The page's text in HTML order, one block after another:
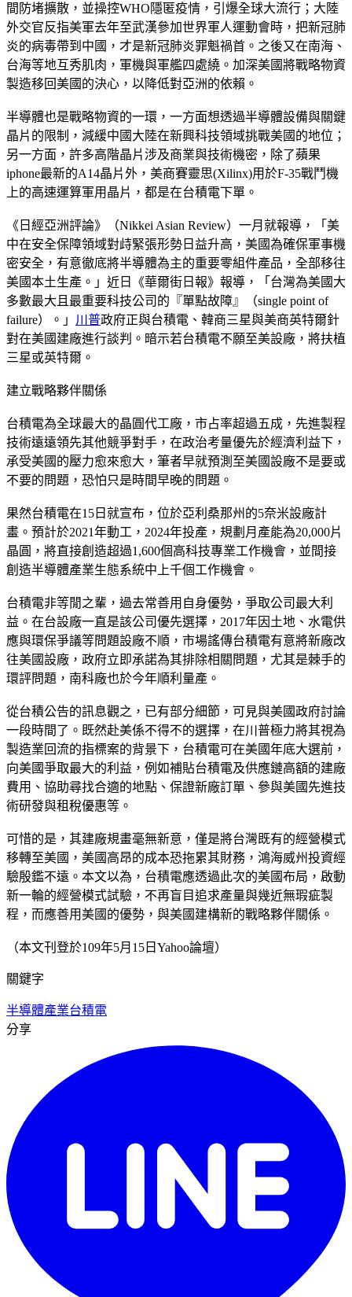
間防堵擴散，並操控WHO隱匿疫情，引爆全球大流行；大陸
外交官反指美軍去年至武漢參加世界軍人運動會時，把新冠肺
炎的病毒帶到中國，才是新冠肺炎罪魁禍首。之後又在南海、
台海等地互秀肌肉，軍機與軍艦四處繞。加深美國將戰略物資
製造移回美國的決心，以降低對亞洲的依賴。
半導體也是戰略物資的一環，一方面想透過半導體設備與關鍵
晶片的限制，減緩中國大陸在新興科技領域挑戰美國的地位；
另一方面，許多高階晶片涉及商業與技術機密，除了蘋果
iphone最新的A14晶片外，美商賽靈思(Xilinx)用於F-35戰鬥機
上的高速運算軍用晶片，都是在台積電下單。
《日經亞洲評論》（Nikkei Asian Review）一月就報導，「美
中在安全保障領域對歭緊張形勢日益升高，美國為確保軍事機
密安全，有意徹底將半導體為主的重要零組件產品，全部移往
美國本土生產。」近日《華爾街日報》報導，「台灣為美國大
多數最大且最重要科技公司的『單點故障』（single point of
failure）。」 川普政府正與台積電、韓商三星與美商英特爾針
對在美國建廠進行談判。暗示若台積電不願至美設廠，將扶植
三星或英特爾。
建立戰略夥伴關係
台積電為全球最大的晶圓代工廠，市占率超過五成，先進製程
技術遠遠領先其他競爭對手，在政治考量優先於經濟利益下，
承受美國的壓力愈來愈大，筆者早就預測至美國設廠不是要或
不要的問題，恐怕只是時間早晚的問題。
果然台積電在15日就宣布，位於亞利桑那州的5奈米設廠計
畫。預計於2021年動工，2024年投產，規劃月產能為20,000片
晶圓，將直接創造超過1,600個高科技專業工作機會，並間接
創造半導體產業生態系統中上千個工作機會。
台積電非等閒之輩，過去常善用自身優勢，爭取公司最大利
益。在台設廠一直是該公司優先選擇，2017年因土地、水電供
應與環保爭議等問題設廠不順，市場謠傳台積電有意將新廠改
往美國設廠，政府立即承諾為其排除相關問題，尤其是棘手的
環評問題，南科廠也於今年順利量產。
從台積公告的訊息觀之，已有部分細節，可見與美國政府討論
一段時間了。既然赴美係不得不的選擇，在川普極力將其視為
製造業回流的指標案的背景下，台積電可在美國年底大選前，
向美國爭取最大的利益，例如補貼台積電及供應鏈高額的建廠
費用、協助尋找合適的地點、保證新廠訂單、參與美國先進技
術研發與租稅優惠等。
可惜的是，其建廠規畫毫無新意，僅是將台灣既有的經營模式
移轉至美國，美國高昂的成本恐拖累其財務，鴻海威州投資經
驗殷鑑不遠。本文以為，台積電應透過此次的美國布局，啟動
新一輪的經營模式試驗，不再盲目追求產量與幾近無瑕疵製
程，而應善用美國的優勢，與美國建構新的戰略夥伴關係。
（本文刊登於109年5月15日Yahoo論壇）
關鍵字
半導體產業台積電
分享